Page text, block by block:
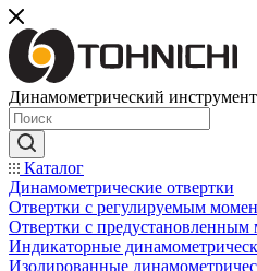
Динамометрический
Каталог
Динамометрические отвертки
Отвертки с регулируемым
Отвертки с предустановленным
Индикаторные
Изолированные